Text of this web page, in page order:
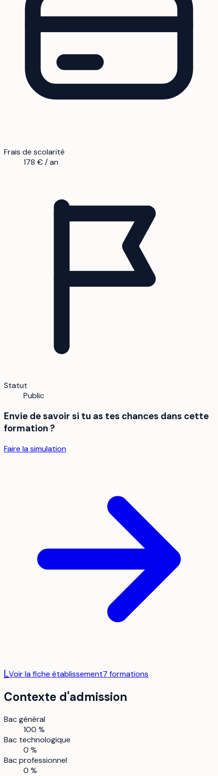
Frais de scolarité
178 € / an
Statut
Public
Envie de savoir si tu as tes chances dans cette
formation ?
Faire la simulation
LVoir la fiche établissement7 formations
Contexte d'admission
Bac général
100 %
Bac technologique
0 %
Bac professionnel
0 %